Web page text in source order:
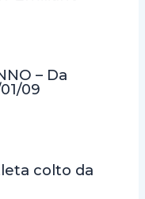
– Da
09
colto da